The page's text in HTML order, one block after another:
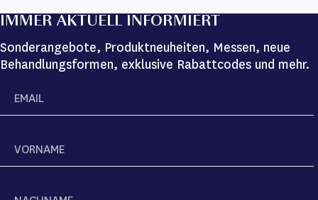
IMMER AKTUELL INFORMIERT
Sonderangebote, Produktneuheiten, Messen, neue
Behandlungsformen, exklusive Rabattcodes und mehr.